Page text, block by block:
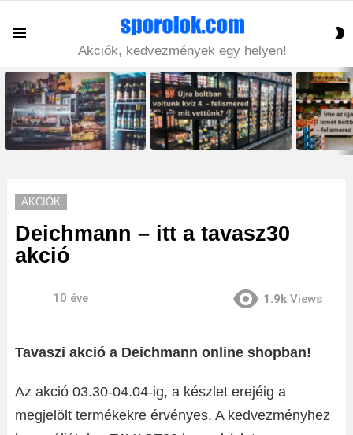
Akciók, kedvezmények egy helyen!
LATEST
STORIES
AKCIÓK
Deichmann – itt a tavasz30
akció
10 éve 1.9k Views
Tavaszi akció a Deichmann online shopban!
Az akció 03.30-04.04-ig, a készlet erejéig a
megjelölt termékekre érvényes. A kedvezményhez